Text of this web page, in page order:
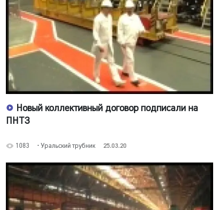
Новый коллективный договор подписали на
ПНТЗ
1083 • Уральский трубник 25.03.20